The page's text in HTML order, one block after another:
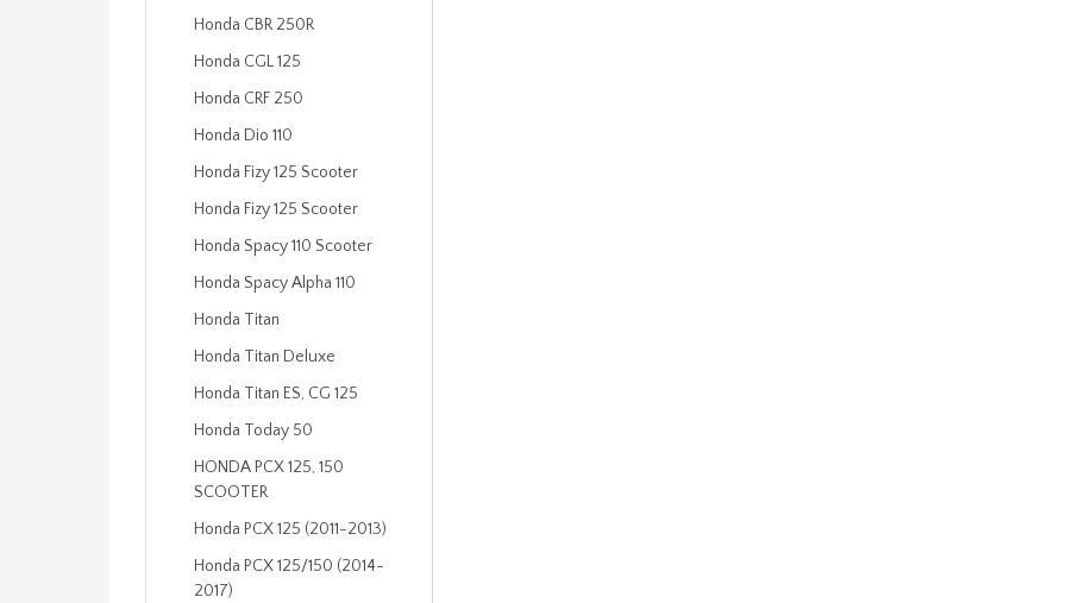
Honda CBR 250R
Honda CGL 125
Honda CRF 250
Honda Dio 110
Honda Fizy 125 Scooter
Honda Fizy 125 Scooter
Honda Spacy 110 Scooter
Honda Spacy Alpha 110
Honda Titan
Honda Titan Deluxe
Honda Titan ES, CG 125
Honda Today 50
HONDA PCX 125, 150
SCOOTER
Honda PCX 125 (2011-2013)
Honda PCX 125/150 (2014-
2017)